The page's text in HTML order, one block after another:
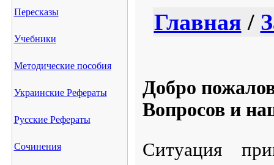
Пересказы
Учебники
Методические пособия
Украинские Рефераты
Русские Рефераты
Сочинения
Главная /
Добро
Вопросов и
Ситуация